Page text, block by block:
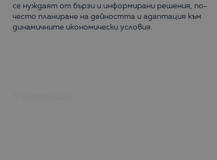
се нуждаят от бързи и информирани решения, по-
често планиране на дейността и адаптация към
динамичните икономически условия.